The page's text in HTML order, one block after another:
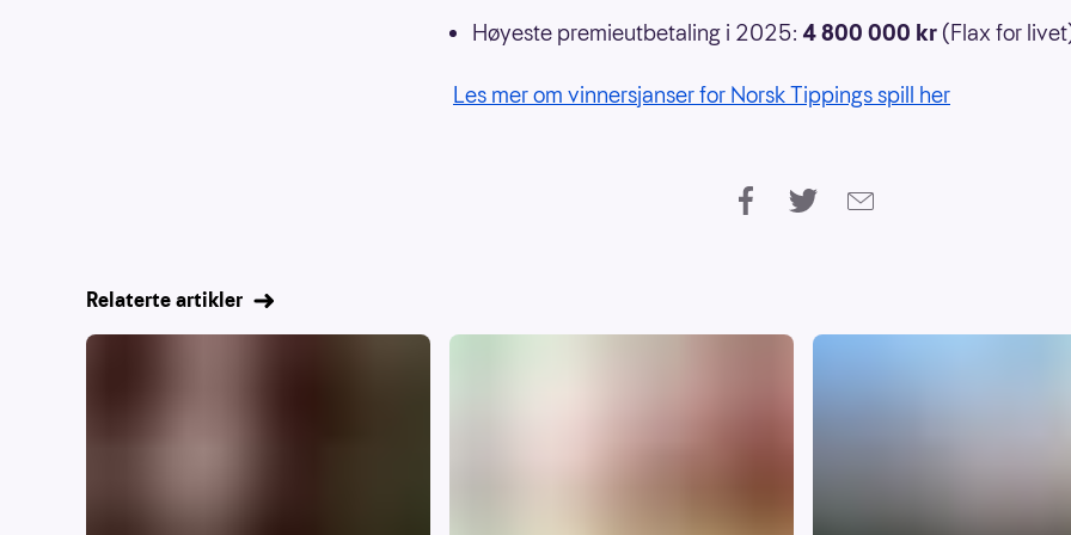
Høyeste premieutbetaling i 2025: 4 800 000 kr (Flax for
Les mer om vinnersjanser for Norsk Tippings spill her
Relaterte artikler